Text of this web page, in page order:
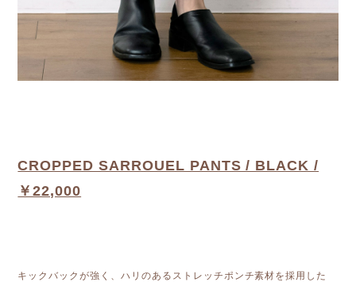
CROPPED SARROUEL PANTS / BLACK /
￥22,000
キックバックが強く、ハリのあるストレッチポンチ素材を採用した